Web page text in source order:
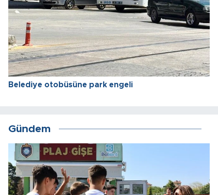
Belediye otobüsüne park engeli
Gündem